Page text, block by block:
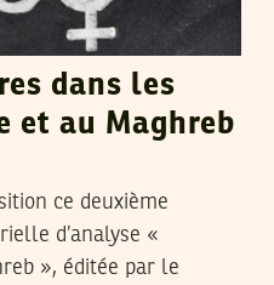
dans les
et au Maghreb
ce deuxième
d’analyse «
», éditée par le